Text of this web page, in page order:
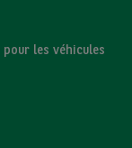
les véhicules